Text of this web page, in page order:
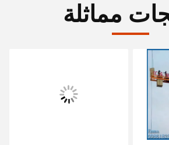
مماثلة